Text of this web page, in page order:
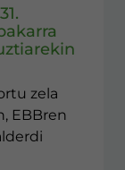
zela
EBBren